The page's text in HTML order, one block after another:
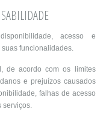
acesso e
funcionalidades.
de acordo com os limites
e prejuízos causados
falhas de acesso
serviços.